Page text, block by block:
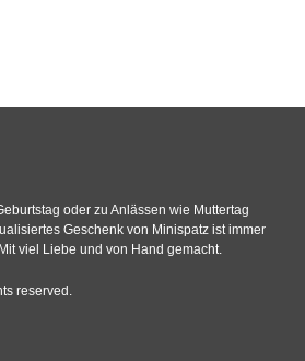
oder zu Anlässen wie Muttertag
Geschenk von Minispatz ist immer
viel Liebe und von Hand gemacht.
reserved.